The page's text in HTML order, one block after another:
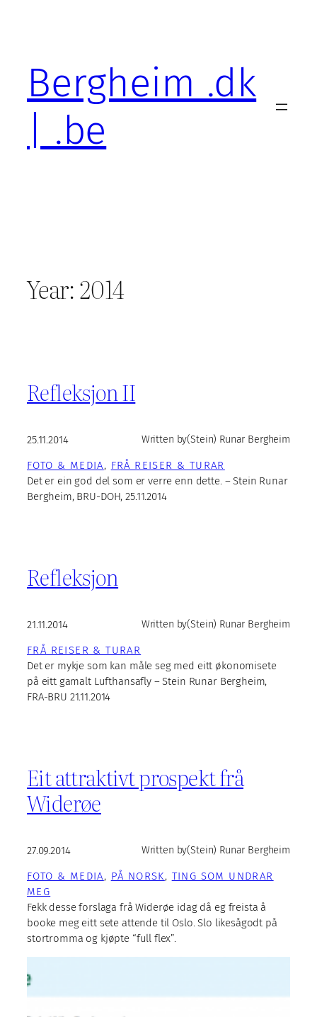
Bergheim .dk
| .be
Year:2014
Refleksjon II
25.11.2014 Written by(Stein) Runar Bergheim
FOTO & MEDIA, FRÅ REISER & TURAR
Det er ein god del som er verre enn dette. – Stein Runar
Bergheim, BRU-DOH, 25.11.2014
Refleksjon
21.11.2014 Written by(Stein) Runar Bergheim
FRÅ REISER & TURAR
Det er mykje som kan måle seg med eitt økonomisete
på eitt gamalt Lufthansafly – Stein Runar Bergheim,
FRA-BRU 21.11.2014
Eit attraktivt prospekt frå
Widerøe
27.09.2014 Written by(Stein) Runar Bergheim
FOTO & MEDIA, PÅ NORSK, TING SOM UNDRAR
MEG
Fekk desse forslaga frå Widerøe idag då eg freista å
booke meg eitt sete attende til Oslo. Slo likesågodt på
stortromma og kjøpte “full flex”.